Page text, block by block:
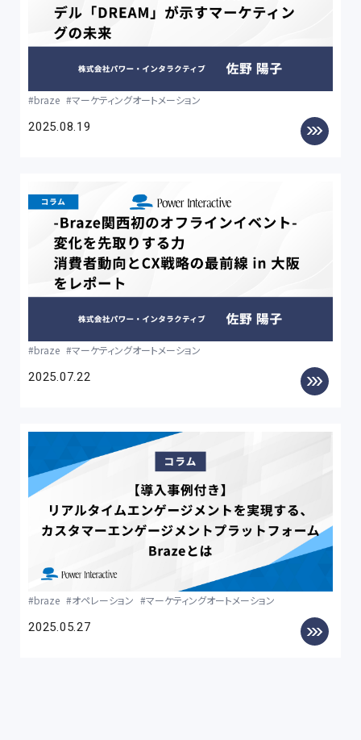
braze マーケティングオートメーション
2025.08.19
braze マーケティングオートメーション
2025.07.22
braze オペレーション マーケティングオートメーション
2025.05.27